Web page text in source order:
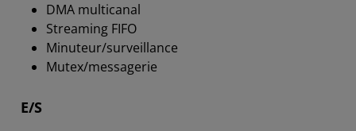
DMA multicanal
Streaming FIFO
Minuteur/surveillance
Mutex/messagerie
E/S